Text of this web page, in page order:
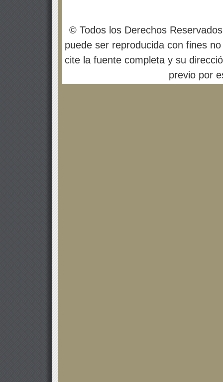
© Todos los Derechos
puede ser reproducida con fines
cite la fuente completa y su
previo por